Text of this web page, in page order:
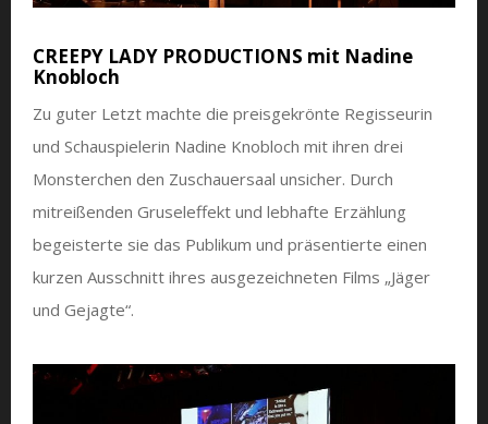
CREEPY LADY PRODUCTIONS mit Nadine
Knobloch
Zu guter Letzt machte die preisgekrönte Regisseurin
und Schauspielerin Nadine Knobloch mit ihren drei
Monsterchen den Zuschauersaal unsicher. Durch
mitreißenden Gruseleffekt und lebhafte Erzählung
begeisterte sie das Publikum und präsentierte einen
kurzen Ausschnitt ihres ausgezeichneten Films „Jäger
und Gejagte“.